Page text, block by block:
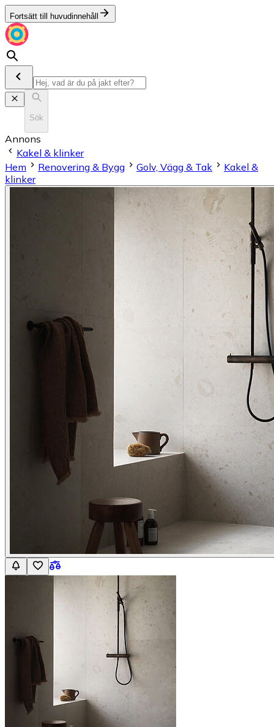
Fortsätt till huvudinnehåll
Sök
Annons
Kakel & klinker
Hem
Renovering & Bygg Golv, Vägg & Tak
Kakel &
klinker